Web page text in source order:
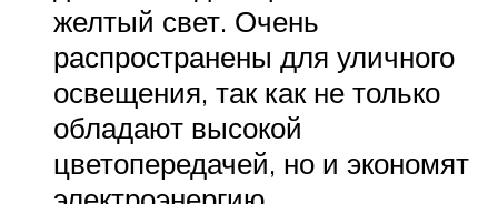
желтый свет. Очень
распространены для уличного
освещения, так как не только
обладают высокой
цветопередачей, но и экономят